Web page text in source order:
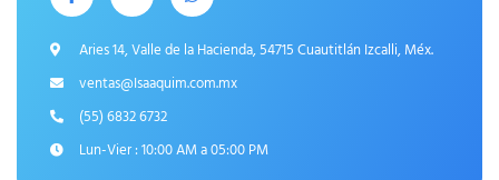
Aries 14, Valle de la Hacienda, 54715 Cuautitlán Izcalli, Méx.
ventas@Isaaquim.com.mx
(55) 6832 6732
Lun-Vier : 10:00 AM a 05:00 PM